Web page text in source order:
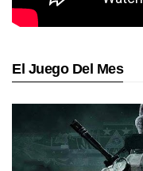
El Juego Del Mes